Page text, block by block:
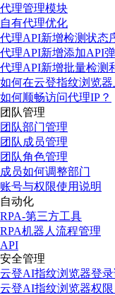
代理管理模块
自有代理优化
代理API新增检测状态
代理API新增添加API
代理API新增批量检测
如何在云登指纹浏览
如何顺畅访问代理IP？
团队管理
团队部门管理
团队成员管理
团队角色管理
成员如何调整部门
账号与权限使用说明
自动化
RPA-第三方工具
RPA机器人流程管理
API
安全管理
云登AI指纹浏览器登
云登AI指纹浏览器权